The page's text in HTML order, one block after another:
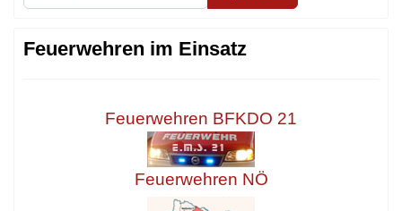
Feuerwehren im Einsatz
Feuerwehren BFKDO 21
Feuerwehren NÖ